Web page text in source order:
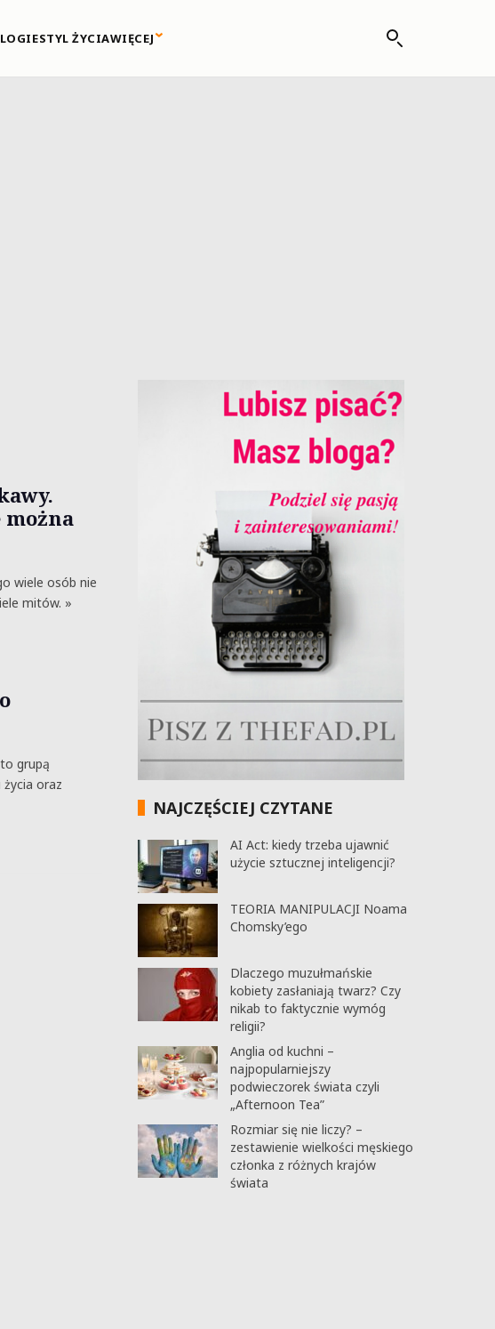
STYL ŻYCIAWIĘCEJ
wiele osób nie
mitów. »
grupą
oraz
NAJCZĘŚCIEJ CZYTANE
AI Act: kiedy trzeba ujawnić
użycie sztucznej inteligencji?
TEORIA MANIPULACJI Noama
Chomsky’ego
Dlaczego muzułmańskie
kobiety zasłaniają twarz? Czy
nikab to faktycznie wymóg
religii?
Anglia od kuchni –
najpopularniejszy
podwieczorek świata czyli
„Afternoon Tea”
Rozmiar się nie liczy? –
zestawienie wielkości męskiego
członka z różnych krajów
świata